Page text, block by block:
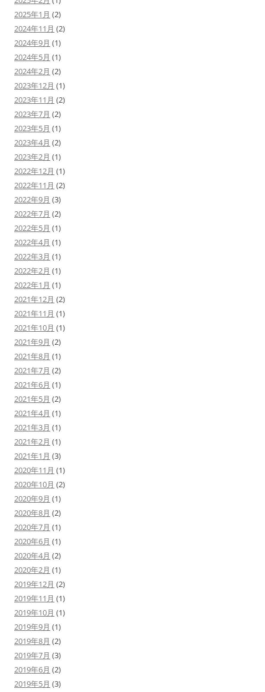
2025年1月 (2)
2024年11月 (2)
2024年9月 (1)
2024年5月 (1)
2024年2月 (2)
2023年12月 (1)
2023年11月 (2)
2023年7月 (2)
2023年5月 (1)
2023年4月 (2)
2023年2月 (1)
2022年12月 (1)
2022年11月 (2)
2022年9月 (3)
2022年7月 (2)
2022年5月 (1)
2022年4月 (1)
2022年3月 (1)
2022年2月 (1)
2022年1月 (1)
2021年12月 (2)
2021年11月 (1)
2021年10月 (1)
2021年9月 (2)
2021年8月 (1)
2021年7月 (2)
2021年6月 (1)
2021年5月 (2)
2021年4月 (1)
2021年3月 (1)
2021年2月 (1)
2021年1月 (3)
2020年11月 (1)
2020年10月 (2)
2020年9月 (1)
2020年8月 (2)
2020年7月 (1)
2020年6月 (1)
2020年4月 (2)
2020年2月 (1)
2019年12月 (2)
2019年11月 (1)
2019年10月 (1)
2019年9月 (1)
2019年8月 (2)
2019年7月 (3)
2019年6月 (2)
2019年5月 (3)